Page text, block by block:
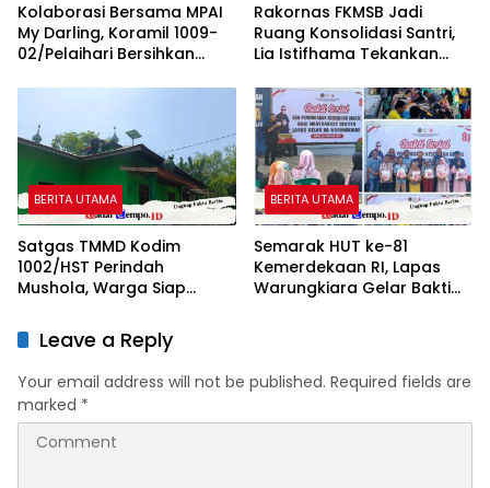
Kolaborasi Bersama MPAI
My Darling, Koramil 1009-
02/Pelaihari Bersihkan
Atu-Atu
Rakornas FKMSB Jadi
Ruang Konsolidasi Santri,
Lia Istifhama Tekankan
Muda
BERITA UTAMA
Satgas TMMD Kodim
1002/HST Perindah
Mushola, Warga Siap
Lebih Nyaman
BERITA UTAMA
Semarak HUT ke-81
Kemerdekaan RI, Lapas
Warungkiara Gelar Bakti
Leave a Reply
Your email address will not be published. Required fields are
marked *